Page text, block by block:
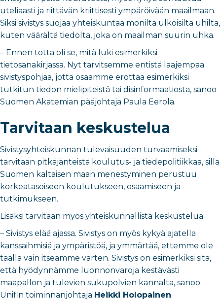
uteliaasti ja riittävän kriittisesti ympäröivään maailmaan.
Siksi sivistys suojaa yhteiskuntaa monilta ulkoisilta uhilta,
kuten väärältä tiedolta, joka on maailman suurin uhka.
– Ennen totta oli se, mitä luki esimerkiksi
tietosanakirjassa. Nyt tarvitsemme entistä laajempaa
sivistyspohjaa, jotta osaamme erottaa esimerkiksi
tutkitun tiedon mielipiteistä tai disinformaatiosta, sanoo
Suomen Akatemian pääjohtaja Paula Eerola.
Tarvitaan keskustelua
Sivistysyhteiskunnan tulevaisuuden turvaamiseksi
tarvitaan pitkäjänteistä koulutus- ja tiedepolitiikkaa, sillä
Suomen kaltaisen maan menestyminen perustuu
korkeatasoiseen koulutukseen, osaamiseen ja
tutkimukseen.
Lisäksi tarvitaan myös yhteiskunnallista keskustelua.
– Sivistys elää ajassa. Sivistys on myös kykyä ajatella
kanssaihmisiä ja ympäristöä, ja ymmärtää, ettemme ole
täällä vain itseämme varten. Sivistys on esimerkiksi sitä,
että hyödynnämme luonnonvaroja kestävästi
maapallon ja tulevien sukupolvien kannalta, sanoo
Unifin toiminnanjohtaja Heikki Holopainen.